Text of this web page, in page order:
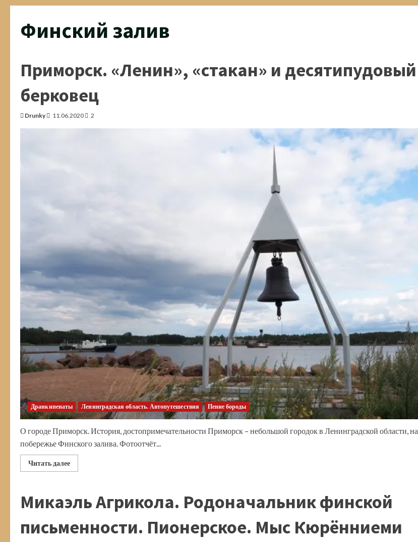
Финский залив
Приморск. «Ленин», «стакан» и десятипудовый
берковец
Drunky 11.06.2020 2
Дранкипенаты Ленинградская область. Автопутешествия Пение бороды
О городе Приморск. История, достопримечательности Приморск – небольшой городок в Ленинградской области, на
побережье Финского залива. Фотоотчёт...
Читать далееПрочитать
больше
«стакан»
и
десятипудовый
Микаэль Агрикола. Родоначальник финской
письменности. Пионерское. Мыс Кюрённиеми